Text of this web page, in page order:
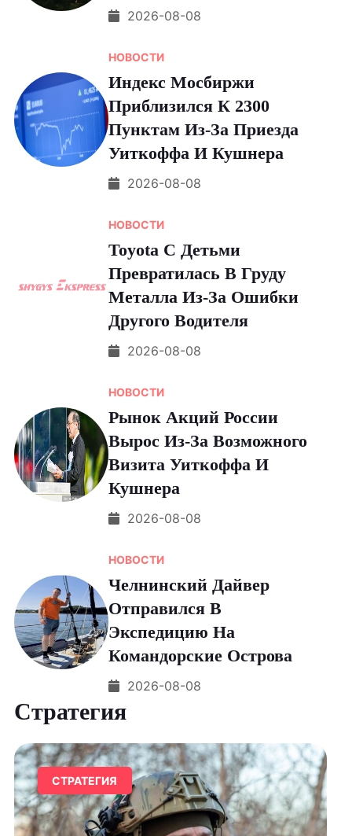
2026-08-08
НОВОСТИ
Индекс Мосбиржи
Приблизился К 2300
Пунктам Из-За Приезда
Уиткоффа И Кушнера
2026-08-08
НОВОСТИ
Toyota С Детьми
Превратилась В Груду
Металла Из-За Ошибки
Другого Водителя
2026-08-08
НОВОСТИ
Рынок Акций России
Вырос Из-За Возможного
Визита Уиткоффа И
Кушнера
2026-08-08
НОВОСТИ
Челнинский Дайвер
Отправился В
Экспедицию На
Командорские Острова
2026-08-08
Стратегия
СТРАТЕГИЯ